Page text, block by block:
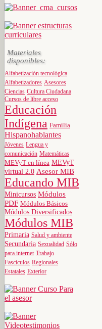
Materiales
disponibles:
Alfabetización tecnológica
Alfabetizadores Asesores
Ciencias Cultura Ciudadana
Cursos de libre acceso
Educación
Indígena Familia
Hispanohablantes
Jóvenes Lengua y
comunicación Matemáticas
MEVyT en línea MEVyT
virtual 2.0 Asesor MIB
Educando MIB
Minicursos Módulos
PDF Módulos Básicos
Módulos Diversificados
Módulos MIB
Primaria Salud y ambiente
Secundaria Sexualidad Sólo
para internet Trabajo
Fascículos Regionales
Estatales Exterior